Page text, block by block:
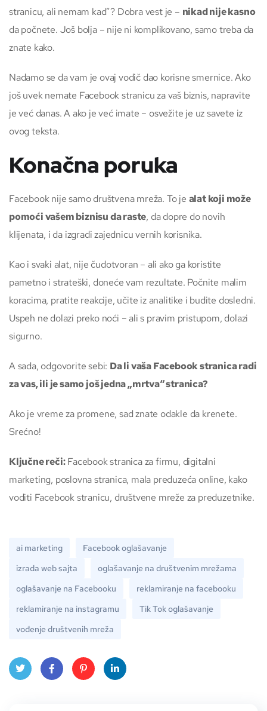
stranicu, ali nemam kad”? Dobra vest je – nikad nije kasno
da počnete. Još bolja – nije ni komplikovano, samo treba da
znate kako.
Nadamo se da vam je ovaj vodič dao korisne smernice. Ako
još uvek nemate Facebook stranicu za vaš biznis, napravite
je već danas. A ako je već imate – osvežite je uz savete iz
ovog teksta.
Konačna poruka
Facebook nije samo društvena mreža. To je alat koji može
pomoći vašem biznisu da raste, da dopre do novih
klijenata, i da izgradi zajednicu vernih korisnika.
Kao i svaki alat, nije čudotvoran – ali ako ga koristite
pametno i strateški, doneće vam rezultate. Počnite malim
koracima, pratite reakcije, učite iz analitike i budite dosledni.
Uspeh ne dolazi preko noći – ali s pravim pristupom, dolazi
sigurno.
A sada, odgovorite sebi: Da li vaša Facebook stranica radi
za vas, ili je samo još jedna „mrtva“ stranica?
Ako je vreme za promene, sad znate odakle da krenete.
Srećno!
Ključne reči:Facebook stranica za firmu, digitalni
marketing, poslovna stranica, mala preduzeća online, kako
voditi Facebook stranicu, društvene mreže za preduzetnike.
ai marketing
Facebook oglašavanje
izrada web sajta
oglašavanje na društvenim mrežama
oglašavanje na Facebooku
reklamiranje na facebooku
reklamiranje na instagramu
Tik Tok oglašavanje
vođenje društvenih mreža